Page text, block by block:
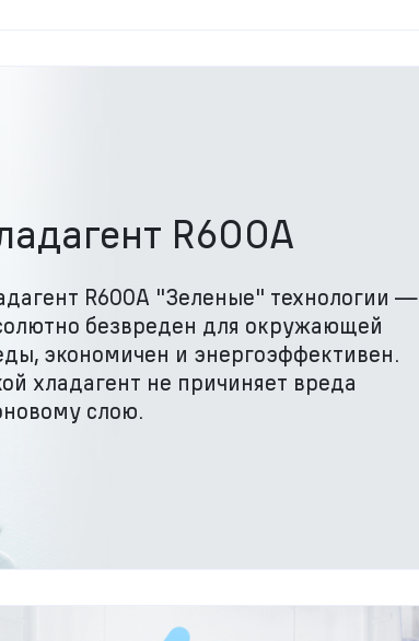
R600A
R600A "Зеленые" технологии —
безвреден для окружающей
экономичен и энергоэффективен.
хладагент не причиняет вреда
слою.